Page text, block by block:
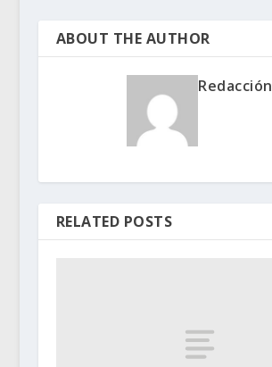
ABOUT THE AUTHOR
Redacción
RELATED POSTS